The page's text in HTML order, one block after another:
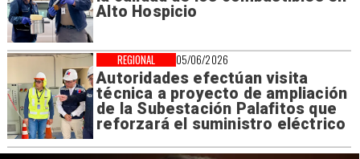
Alto Hospicio
05/06/2026
Autoridades efectúan visita
técnica a proyecto de ampliación
de la Subestación Palafitos que
reforzará el suministro eléctrico
REGIONAL